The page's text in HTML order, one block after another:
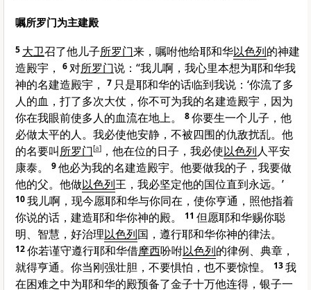
嘱所罗门为主建殿
5 大卫召了他儿子所罗门来，嘱咐他给耶和华以色列的神建
造殿宇，
6对所罗门说：“我儿啊，我心里本想为耶和华我
神的名建造殿宇，
7 只是耶和华的话临到我说：‘你流了多
人的血，打了多次大仗，你不可为我的名建造殿宇，因为
你在我眼前使多人的血流在地上。
8你要生一个儿子，他
必做太平的人。我必使他安静，不被四围的仇敌扰乱。他
的名要叫所罗门[a] ，他在位的日子，我必使以色列人平安
康泰。
9他必为我的名建造殿宇。他要做我的子，我要做
他的父。他做以色列王，我必坚定他的国位直到永远。’
10我儿啊，现今愿耶和华与你同在，使你亨通，照他指着
你说的话，建造耶和华你神的殿。
11 但愿耶和华赐你聪
明、智慧，好治理以色列国，遵行耶和华你神的律法。
12你若谨守遵行耶和华借摩西吩咐以色列的律例、典章，
就得亨通。你当刚强壮胆，不要惧怕，也不要惊惶。
13我
在困难之中为耶和华的殿预备了金子十万他连得，银子一